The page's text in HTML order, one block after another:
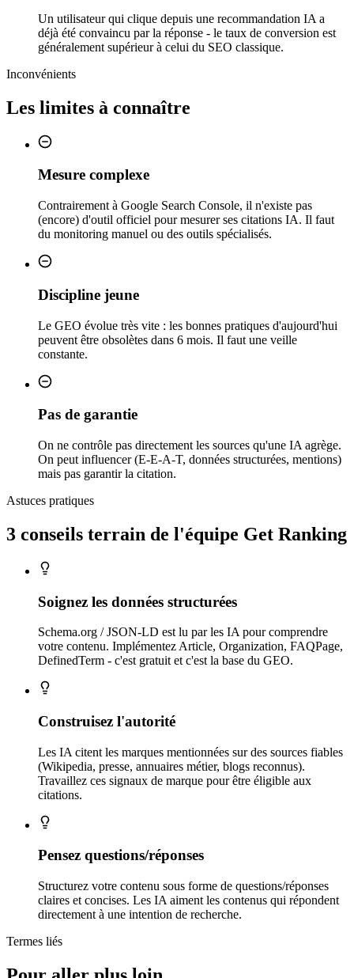
Un utilisateur qui clique depuis une recommandation IA a
déjà été convaincu par la réponse - le taux de conversion est
généralement supérieur à celui du SEO classique.
Inconvénients
Les limites à connaître
Mesure complexe
Contrairement à Google Search Console, il n'existe pas
(encore) d'outil officiel pour mesurer ses citations IA. Il faut
du monitoring manuel ou des outils spécialisés.
Discipline jeune
Le GEO évolue très vite : les bonnes pratiques d'aujourd'hui
peuvent être obsolètes dans 6 mois. Il faut une veille
constante.
Pas de garantie
On ne contrôle pas directement les sources qu'une IA agrège.
On peut influencer (E-E-A-T, données structurées, mentions)
mais pas garantir la citation.
Astuces pratiques
3 conseils terrain de l'équipe Get Ranking
Soignez les données structurées
Schema.org / JSON-LD est lu par les IA pour comprendre
votre contenu. Implémentez Article, Organization, FAQPage,
DefinedTerm - c'est gratuit et c'est la base du GEO.
Construisez l'autorité
Les IA citent les marques mentionnées sur des sources fiables
(Wikipedia, presse, annuaires métier, blogs reconnus).
Travaillez ces signaux de marque pour être éligible aux
citations.
Pensez questions/réponses
Structurez votre contenu sous forme de questions/réponses
claires et concises. Les IA aiment les contenus qui répondent
directement à une intention de recherche.
Termes liés